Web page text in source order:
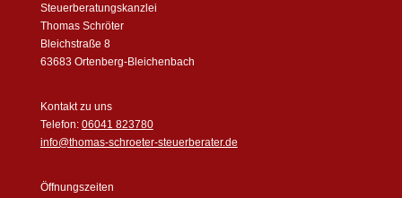
Steuerberatungskanzlei
Thomas Schröter
Bleichstraße 8
63683 Ortenberg-Bleichenbach
Kontakt zu uns
Telefon: 06041 823780
info@thomas-schroeter-steuerberater.de
Öffnungszeiten